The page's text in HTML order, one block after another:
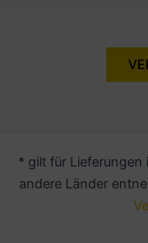
* gilt für Lieferungen
andere Länder